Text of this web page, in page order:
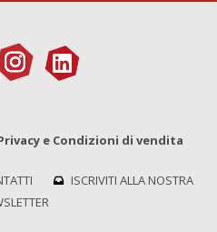
e Condizioni di vendita
ISCRIVITI ALLA NOSTRA